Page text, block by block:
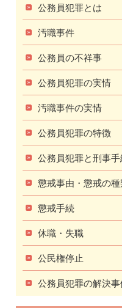
公務員犯罪とは
汚職事件
公務員の不祥事
公務員犯罪の実情
汚職事件の実情
公務員犯罪の特徴
公務員犯罪と刑事
懲戒事由・懲戒の
懲戒手続
休職・失職
公民権停止
公務員犯罪の解決事